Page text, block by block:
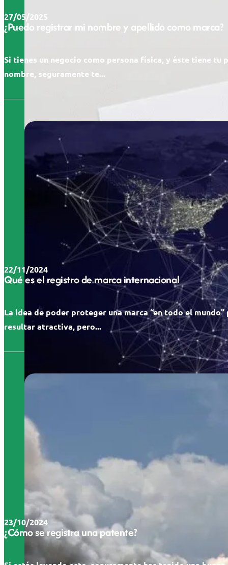
27/05/2025
¿Puedo registrar mi nombre y apellido como marca?
Si tienes un negocio como persona física, y éste tiene tu
nombre, seguramente te...
22/11/2024
Qué es el registro de marca internacional
La idea de poder proteger una marca “en todo el mundo”
resultar atractiva, pero...
23/10/2024
¿Cómo se registra una patente?